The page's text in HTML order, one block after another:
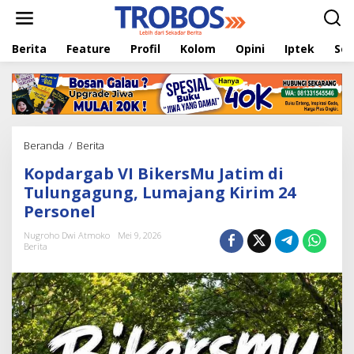
t
Berita Feature Profil Kolom Opini Iptek
Beranda / Berita
p
d
a
g
V
I
B
i
k
e
Kopdargab VI BikersMu Jatim di
Tulungagung, Lumajang Kirim 24
Personel
Nugroho Dwi Atmoko
Mei 9, 2026
Berita